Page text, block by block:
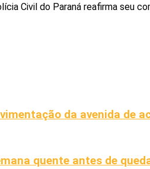
Civil do Paraná reafirma seu
da avenida de
quente antes de